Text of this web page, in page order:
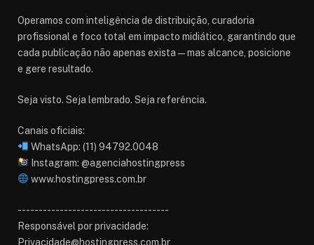
Operamos com inteligência de distribuição, curadoria
profissional e foco total em impacto midiático, garantindo que
cada publicação não apenas exista — mas alcance, posicione
e gere resultado.
Seja visto. Seja lembrado. Seja referência.
Canais oficiais:
WhatsApp: (11) 94792.0048
Instagram: @agenciahostingpress
www.hostingpress.com.br⁠
------------------------------------
Responsável por privacidade:
Privacidade@hostingpress.com.br